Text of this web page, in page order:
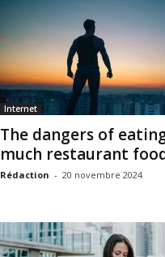
Internet
The dangers of
much restaurant
Rédaction - 20 novembre 2024